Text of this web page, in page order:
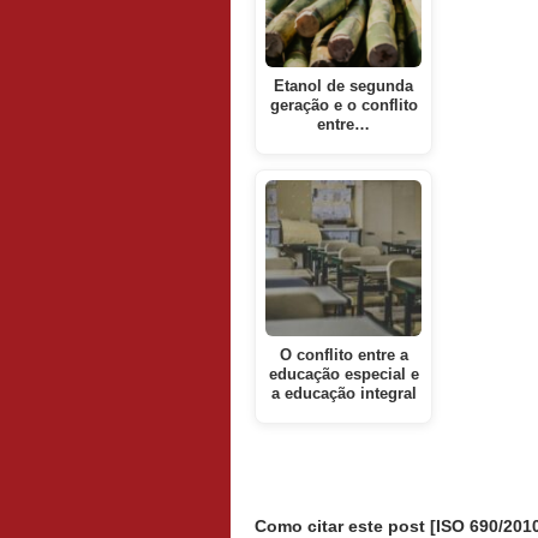
Etanol de segunda
geração e o conflito
entre…
O conflito entre a
educação especial e
a educação integral
Como citar este post [ISO 690/